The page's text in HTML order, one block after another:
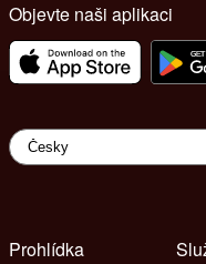
Objevte naši aplikaci
Prohlídka